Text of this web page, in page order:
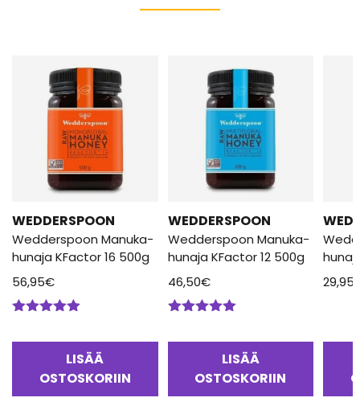
WEDDERSPOON
Wedderspoon Manuka-
hunaja KFactor 16 500g
56,95€
LISÄÄ
OSTOSKORIIN
WEDDERSPOON
Wedderspoon Manuka-
hunaja KFactor 12 500g
46,50€
LISÄÄ
OSTOSKORIIN
29,95